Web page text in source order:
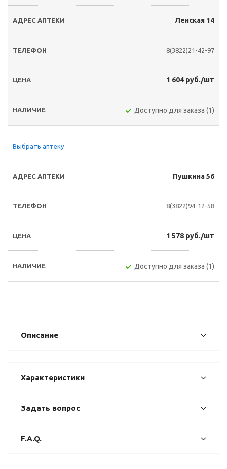
Ленская 14
8(3822)21-42-97
1 604 руб./шт
Доступно для заказа (1)
Выбрать аптеку
Пушкина 56
8(3822)94-12-58
1 578 руб./шт
Доступно для заказа (1)
Описание
Характеристики
Задать вопрос
F.A.Q.